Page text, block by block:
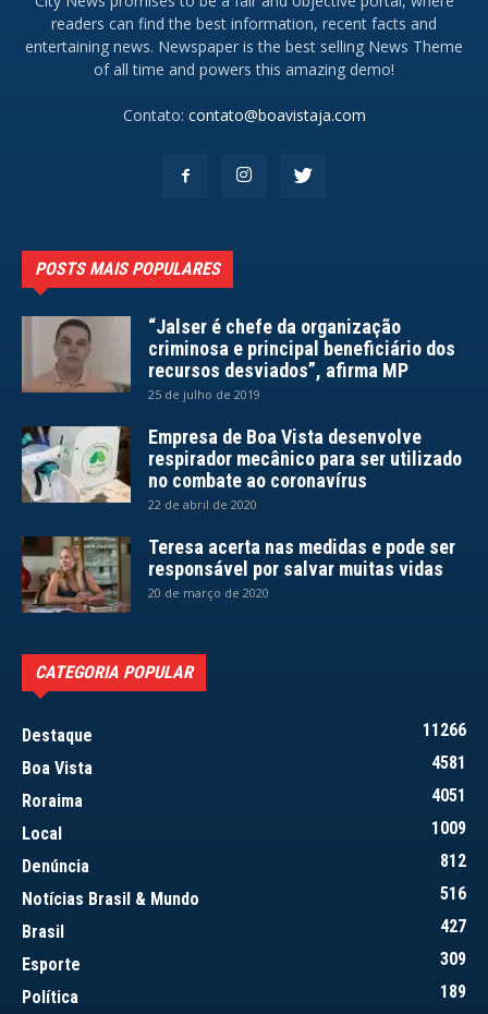
readers can find the best information, recent facts and
entertaining news. Newspaper is the best selling News Theme
of all time and powers this amazing demo!
Contato: contato@boavistaja.com
POSTS MAIS POPULARES
“Jalser é chefe da organização
criminosa e principal beneficiário dos
recursos desviados”, afirma MP
25 de julho de 2019
Empresa de Boa Vista desenvolve
respirador mecânico para ser utilizado
no combate ao coronavírus
22 de abril de 2020
Teresa acerta nas medidas e pode ser
responsável por salvar muitas vidas
20 de março de 2020
CATEGORIA POPULAR
Destaque
11266
Boa Vista
4581
Roraima
4051
Local
1009
Denúncia
812
Notícias Brasil & Mundo
516
Brasil
427
Esporte
309
Política
189